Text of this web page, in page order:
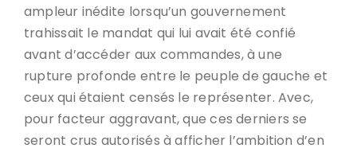
ampleur inédite lorsqu’un gouvernement
trahissait le mandat qui lui avait été confié
avant d’accéder aux commandes, à une
rupture profonde entre le peuple de gauche et
ceux qui étaient censés le représenter. Avec,
pour facteur aggravant, que ces derniers se
seront crus autorisés à afficher l’ambition d’en